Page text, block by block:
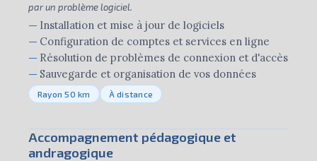
par un problème logiciel.
Installation et mise à jour de logiciels
Configuration de comptes et services en ligne
Résolution de problèmes de connexion et d'accès
Sauvegarde et organisation de vos données
Rayon 50 km À distance
Accompagnement pédagogique et
andragogique